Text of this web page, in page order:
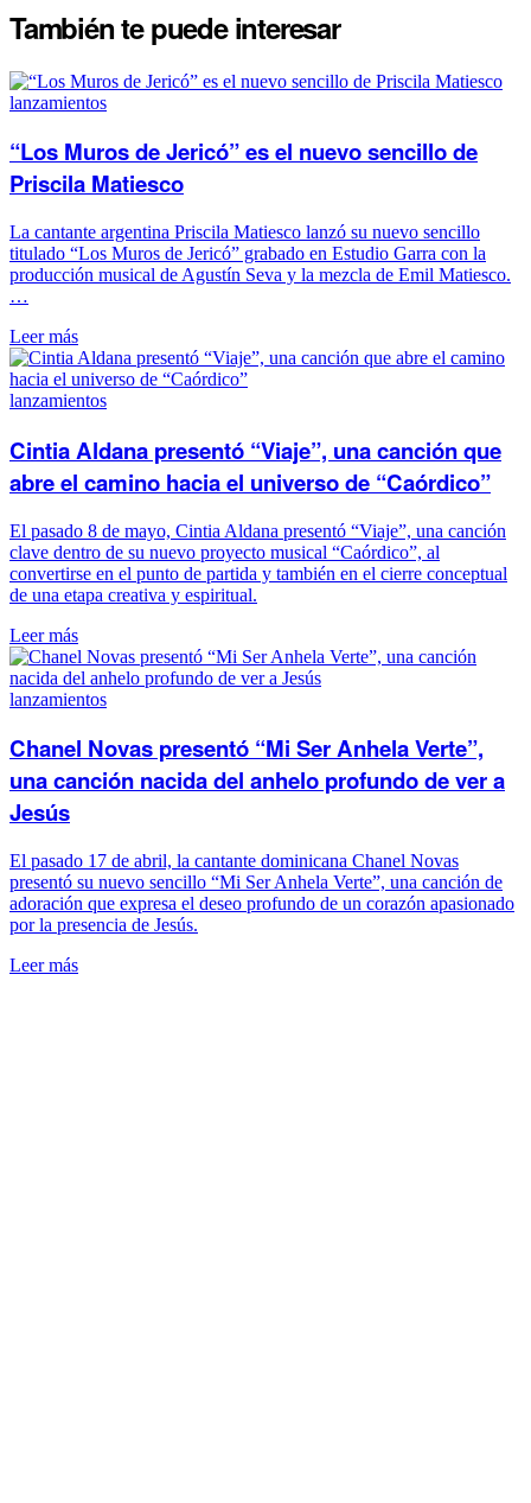
También te puedeinteresar
lanzamientos
“Los Muros de Jericó” es el nuevo sencillo de
Priscila Matiesco
La cantante argentina Priscila Matiesco lanzó su nuevo sencillo
titulado “Los Muros de Jericó” grabado en Estudio Garra con la
producción musical de Agustín Seva y la mezcla de Emil Matiesco.
…
Leer más
lanzamientos
Cintia Aldana presentó “Viaje”, una canción que
abre el camino hacia el universo de “Caórdico”
El pasado 8 de mayo, Cintia Aldana presentó “Viaje”, una canción
clave dentro de su nuevo proyecto musical “Caórdico”, al
convertirse en el punto de partida y también en el cierre conceptual
de una etapa creativa y espiritual.
Leer más
lanzamientos
Chanel Novas presentó “Mi Ser Anhela Verte”,
una canción nacida del anhelo profundo de ver a
Jesús
El pasado 17 de abril, la cantante dominicana Chanel Novas
presentó su nuevo sencillo “Mi Ser Anhela Verte”, una canción de
adoración que expresa el deseo profundo de un corazón apasionado
por la presencia de Jesús.
Leer más